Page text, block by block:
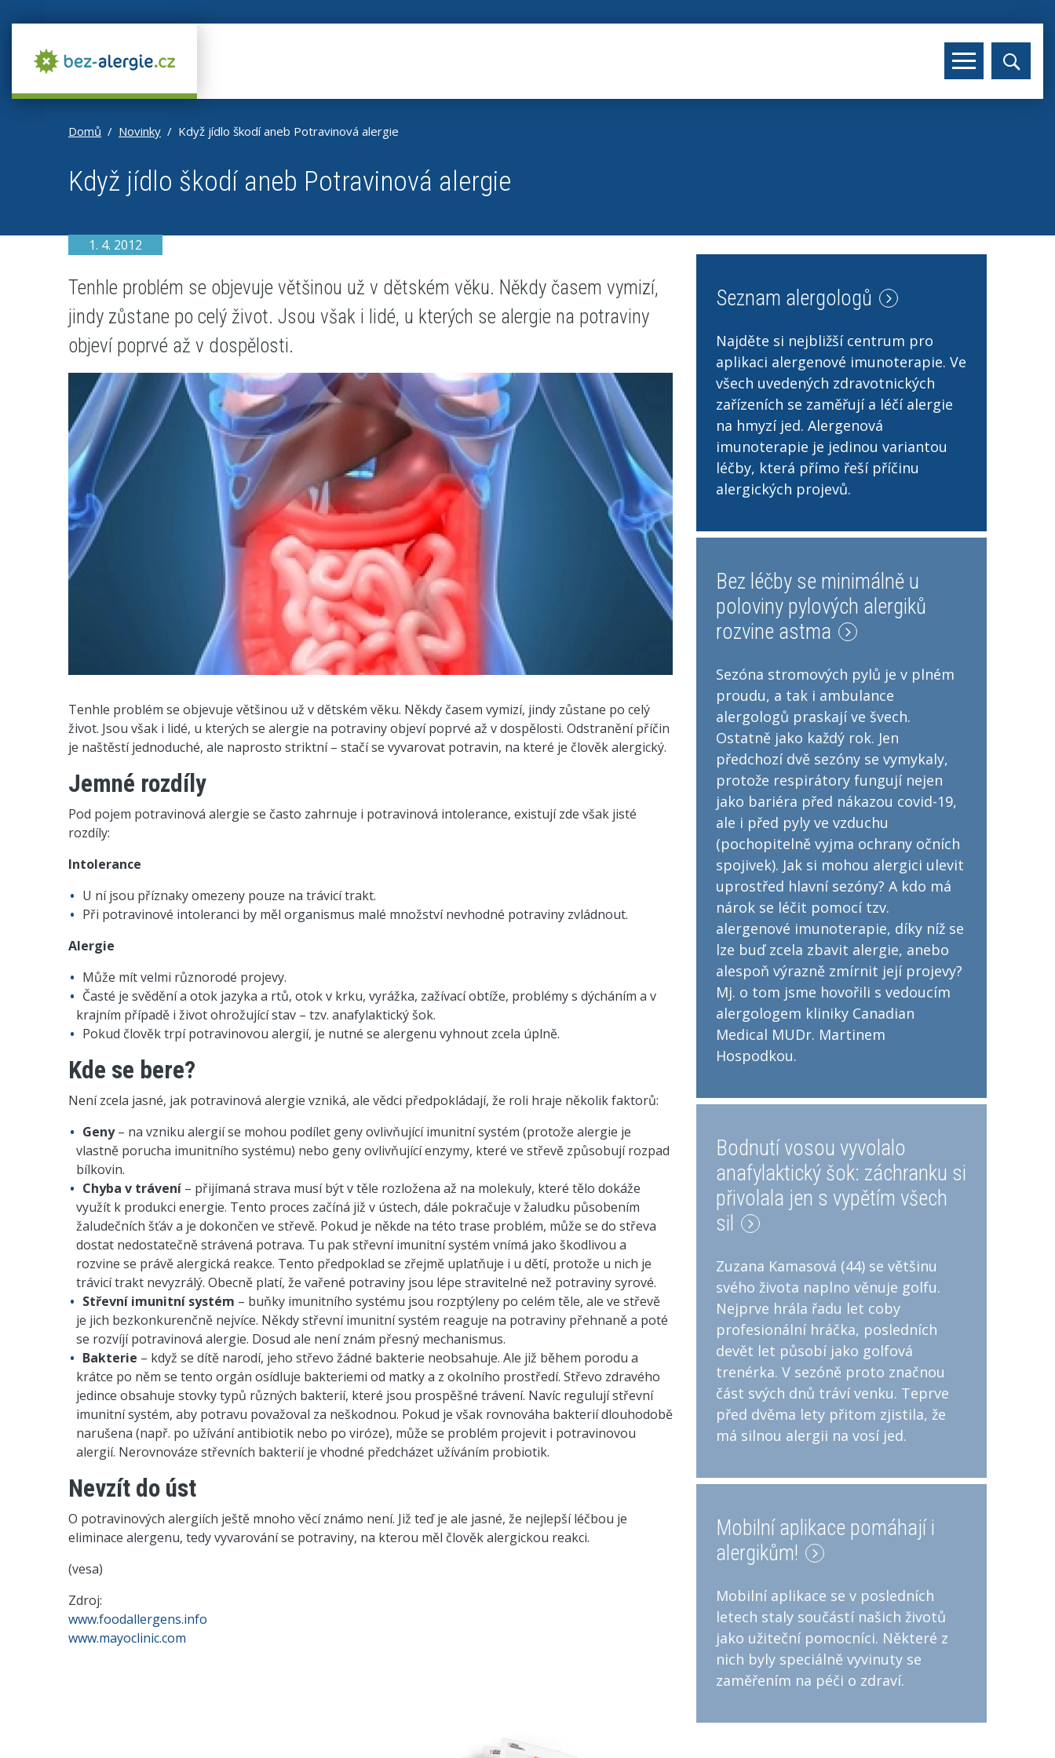
Domů Novinky Když jídlo škodí aneb Potravinová alergie
Když jídlo škodí aneb Potravinová alergie
1. 4. 2012
Tenhle problém se objevuje většinou už v dětském věku. Někdy časem vymizí,
jindy zůstane po celý život. Jsou však i lidé, u kterých se alergie na potraviny
objeví poprvé až v dospělosti.
Tenhle problém se objevuje většinou už v dětském věku. Někdy časem vymizí, jindy zůstane po celý
život. Jsou však i lidé, u kterých se alergie na potraviny objeví poprvé až v dospělosti. Odstranění příčin
je naštěstí jednoduché, ale naprosto striktní – stačí se vyvarovat potravin, na které je člověk alergický.
Jemné rozdíly
Pod pojem potravinová alergie se často zahrnuje i potravinová intolerance, existují zde však jisté
rozdíly:
Intolerance
U ní jsou příznaky omezeny pouze na trávicí trakt.
Při potravinové intoleranci by měl organismus malé množství nevhodné potraviny zvládnout.
Alergie
Může mít velmi různorodé projevy.
Časté je svědění a otok jazyka a rtů, otok v krku, vyrážka, zažívací obtíže, problémy s dýcháním a v
krajním případě i život ohrožující stav – tzv. anafylaktický šok.
Pokud člověk trpí potravinovou alergií, je nutné se alergenu vyhnout zcela úplně.
Kde se bere?
Není zcela jasné, jak potravinová alergie vzniká, ale vědci předpokládají, že roli hraje několik faktorů:
Geny– na vzniku alergií se mohou podílet geny ovlivňující imunitní systém (protože alergie je
vlastně porucha imunitního systému) nebo geny ovlivňující enzymy, které ve střevě způsobují rozpad
bílkovin.
Chyba v trávení – přijímaná strava musí být v těle rozložena až na molekuly, které tělo dokáže
využít k produkci energie. Tento proces začíná již v ústech, dále pokračuje v žaludku působením
žaludečních šťáv a je dokončen ve střevě. Pokud je někde na této trase problém, může se do střeva
dostat nedostatečně strávená potrava. Tu pak střevní imunitní systém vnímá jako škodlivou a
rozvine se právě alergická reakce. Tento předpoklad se zřejmě uplatňuje i u dětí, protože u nich je
trávicí trakt nevyzrálý. Obecně platí, že vařené potraviny jsou lépe stravitelné než potraviny syrové.
Střevní imunitní systém – buňky imunitního systému jsou rozptýleny po celém těle, ale ve střevě
je jich bezkonkurenčně nejvíce. Někdy střevní imunitní systém reaguje na potraviny přehnaně a poté
se rozvíjí potravinová alergie. Dosud ale není znám přesný mechanismus.
Bakterie – když se dítě narodí, jeho střevo žádné bakterie neobsahuje. Ale již během porodu a
krátce po něm se tento orgán osídluje bakteriemi od matky a z okolního prostředí. Střevo zdravého
jedince obsahuje stovky typů různých bakterií, které jsou prospěšné trávení. Navíc regulují střevní
imunitní systém, aby potravu považoval za neškodnou. Pokud je však rovnováha bakterií dlouhodobě
narušena (např. po užívání antibiotik nebo po viróze), může se problém projevit i potravinovou
alergií. Nerovnováze střevních bakterií je vhodné předcházet užíváním probiotik.
Nevzít do úst
O potravinových alergiích ještě mnoho věcí známo není. Již teď je ale jasné, že nejlepší léčbou je
eliminace alergenu, tedy vyvarování se potraviny, na kterou měl člověk alergickou reakci.
(vesa)
Zdroj:
www.foodallergens.info
www.mayoclinic.com
Seznam alergologů
Najděte si nejbližší centrum pro
aplikaci alergenové imunoterapie. Ve
všech uvedených zdravotnických
zařízeních se zaměřují a léčí alergie
na hmyzí jed. Alergenová
imunoterapie je jedinou variantou
léčby, která přímo řeší příčinu
alergických projevů.
Bez léčby se minimálně u
poloviny pylových alergiků
rozvine astma
Sezóna stromových pylů je v plném
proudu, a tak i ambulance
alergologů praskají ve švech.
Ostatně jako každý rok. Jen
předchozí dvě sezóny se vymykaly,
protože respirátory fungují nejen
jako bariéra před nákazou covid-19,
ale i před pyly ve vzduchu
(pochopitelně vyjma ochrany očních
spojivek). Jak si mohou alergici ulevit
uprostřed hlavní sezóny? A kdo má
nárok se léčit pomocí tzv.
alergenové imunoterapie, díky níž se
lze buď zcela zbavit alergie, anebo
alespoň výrazně zmírnit její projevy?
Mj. o tom jsme hovořili s vedoucím
alergologem kliniky Canadian
Medical MUDr. Martinem
Hospodkou.
Bodnutí vosou vyvolalo
anafylaktický šok: záchranku si
přivolala jen s vypětím všech
sil
Zuzana Kamasová (44) se většinu
svého života naplno věnuje golfu.
Nejprve hrála řadu let coby
profesionální hráčka, posledních
devět let působí jako golfová
trenérka. V sezóně proto značnou
část svých dnů tráví venku. Teprve
před dvěma lety přitom zjistila, že
má silnou alergii na vosí jed.
Mobilní aplikace pomáhají i
alergikům!
Mobilní aplikace se v posledních
letech staly součástí našich životů
jako užiteční pomocníci. Některé z
nich byly speciálně vyvinuty se
zaměřením na péči o zdraví.